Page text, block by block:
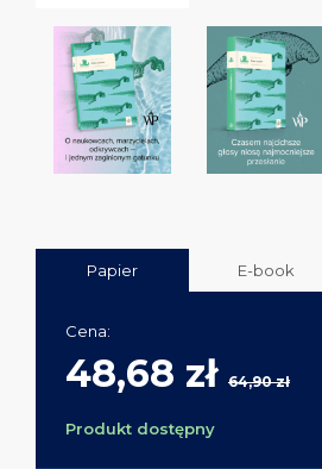
Papier E-book
Cena:
48,68 zł 64,90 zł
Produkt dostępny